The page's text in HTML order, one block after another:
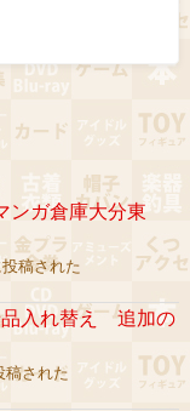
ンガ倉庫大分東
稿された
品入れ替え 追加の
稿された